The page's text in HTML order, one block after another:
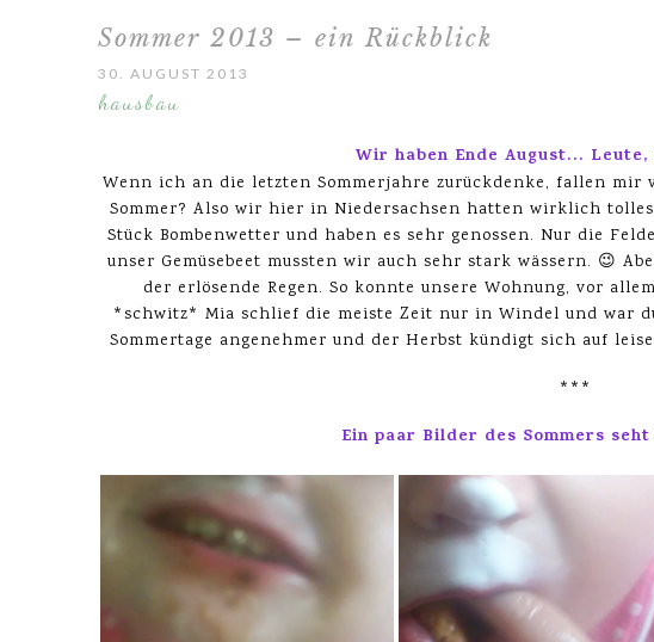
Sommer 2013 – ein Rückblick
30. AUGUST 2013
hausbau
Wir haben Ende August…
Wenn ich an die letzten Sommerjahre zurückdenke, fallen mir
Sommer? Also wir hier in Niedersachsen hatten wirklich
Stück Bombenwetter und haben es sehr genossen. Nur die
unser Gemüsebeet mussten wir auch sehr stark wässern. 😉
der erlösende Regen. So konnte unsere Wohnung, vor
*schwitz* Mia schlief die meiste Zeit nur in Windel und war
Sommertage angenehmer und der Herbst kündigt sich auf
***
Ein paar Bilder des Sommers